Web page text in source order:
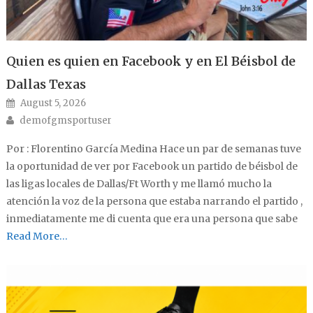
Quien es quien en Facebook y en El Béisbol de
Dallas Texas
Posted on
August 5, 2026
Author
demofgmsportuser
Por : Florentino García Medina Hace un par de semanas tuve
la oportunidad de ver por Facebook un partido de béisbol de
las ligas locales de Dallas/Ft Worth y me llamó mucho la
atención la voz de la persona que estaba narrando el partido ,
inmediatamente me di cuenta que era una persona que sabe
Read More…